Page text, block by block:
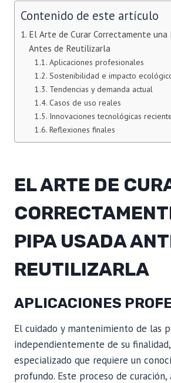
Contenido de este artículo
El Arte de Curar Correctamente una
Antes de Reutilizarla
Aplicaciones profesionales
Sostenibilidad e impacto
Tendencias y demanda actual
Casos de uso reales
Innovaciones tecnológicas
Reflexiones finales
EL ARTE DE
PIPA USADA
REUTILIZARLA
APLICACIONES
El cuidado y mantenimiento de las
independientemente de su
especializado que requiere un
profundo. Este proceso de curación,